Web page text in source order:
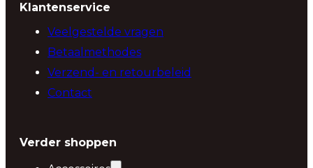
Klantenservice
Veelgestelde vragen
Betaalmethodes
Verzend- en retourbeleid
Contact
Verder shoppen